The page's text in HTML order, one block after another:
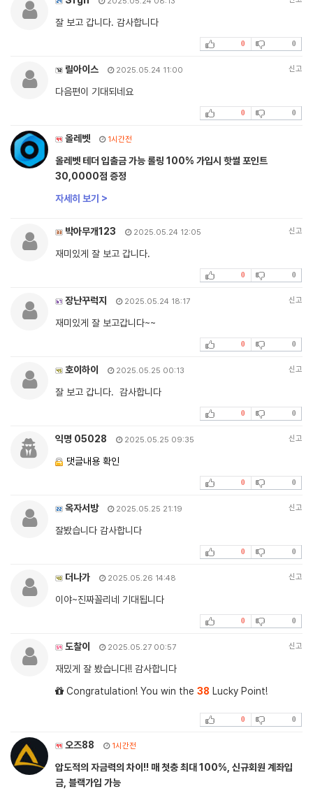
잘 보고 갑니다. 감사합니다
0 0
릴아이스 2025.05.24 11:00 신고
다음편이 기대되네요
0 0
올레벳 1시간전
올레벳 테더 입출금 가능 롤링 100% 가입시 핫썰 포인트
30,0000점 증정
자세히 보기 >
박아무개123 2025.05.24 12:05 신고
재미있게 잘 보고 갑니다.
0 0
장난꾸럭지 2025.05.24 18:17 신고
재미있게 잘 보고갑니다~~
0 0
호이하이 2025.05.25 00:13 신고
잘 보고 갑니다. 감사합니다
0 0
익명 05028 2025.05.25 09:35 신고
댓글내용 확인
0 0
옥자서방 2025.05.25 21:19 신고
잘봤습니다 감사합니다
0 0
더나가 2025.05.26 14:48 신고
이야~진짜꼴리네 기대됩니다
0 0
도찰이 2025.05.27 00:57 신고
재밌게 잘 봤습니다!! 감사합니다
Congratulation! You win the 38 Lucky Point!
0 0
오즈88 1시간전
압도적의 자금력의 차이!! 매 첫충 최대 100%, 신규회원 계좌입
금, 블랙가입 가능